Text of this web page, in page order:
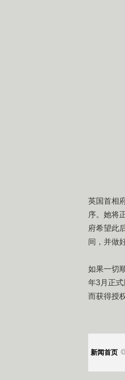
英国首相
序。她将
府希望此
间，并做
如果一切
年3月正
而获得授
新闻首页